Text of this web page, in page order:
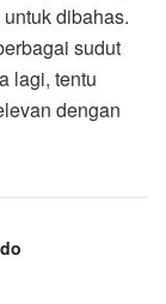
dibahas.
sudut
lagi, tentu
dengan